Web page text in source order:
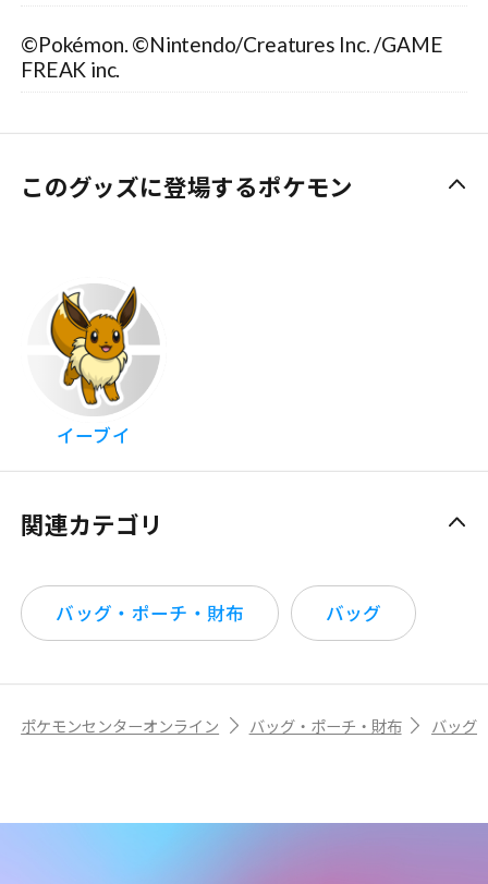
©Pokémon. ©Nintendo/Creatures Inc. /GAME
FREAK inc.
このグッズに登場するポケモン
イーブイ
関連カテゴリ
バッグ・ポーチ・財布 バッグ
ポケモンセンターオンライン バッグ・ポーチ・財布 バッグ